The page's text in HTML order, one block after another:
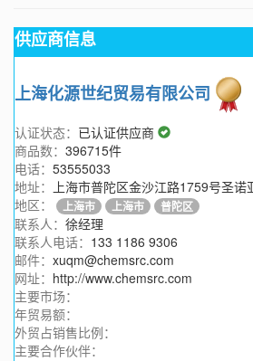
供应商信息
上海化源世纪贸易有限公司
认证状态： 已认证供应商
商品数： 396715件
电话： 53555033
地址：
上海市普陀区金沙江路1759号圣诺
地区：
上海市 上海市 普陀区
联系人： 徐经理
联系人电话： 133 1186 9306
邮件： xuqm@chemsrc.com
网址： http://www.chemsrc.com
主要市场：
年贸易额：
外贸占销售比例：
主要合作伙伴：